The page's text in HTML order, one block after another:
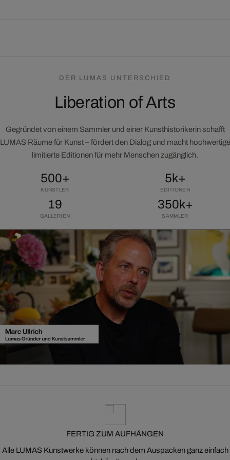
DER LUMAS UNTERSCHIED
Liberation of Arts
Gegründet von einem Sammler und einer Kunsthistorikerin schafft
LUMAS Räume für Kunst – fördert den Dialog und macht hochwertige
limitierte Editionen für mehr Menschen zugänglich.
500+
KÜNSTLER
5k+
EDITIONEN
19
GALLERIEN
350k+
SAMMLER
FERTIG ZUM AUFHÄNGEN
Alle LUMAS Kunstwerke können nach dem Auspacken ganz einfach